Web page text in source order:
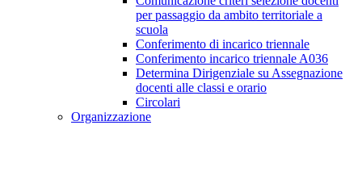
per passaggio da ambito territoriale a
scuola
Conferimento di incarico triennale
Conferimento incarico triennale A036
Determina Dirigenziale su Assegnazione
docenti alle classi e orario
Circolari
Organizzazione